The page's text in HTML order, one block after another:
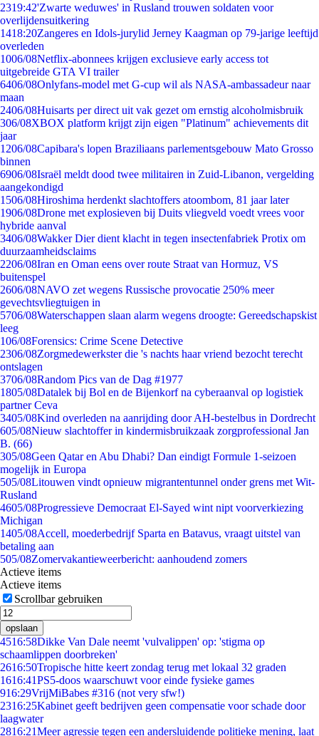
2319:42'Zwarte weduwes' in Rusland trouwen soldaten voor
overlijdensuitkering
1418:20Zangeres en Idols-jurylid Jerney Kaagman op 79-jarige leeftijd
overleden
1006/08Netflix-abonnees krijgen exclusieve early access tot
uitgebreide GTA VI trailer
6406/08Onlyfans-model met G-cup wil als NASA-ambassadeur naar
maan
2406/08Huisarts per direct uit vak gezet om ernstig alcoholmisbruik
306/08XBOX platform krijgt zijn eigen "Platinum" achievements dit
jaar
1206/08Capibara's lopen Braziliaans parlementsgebouw Mato Grosso
binnen
6906/08Israël meldt dood twee militairen in Zuid-Libanon, vergelding
aangekondigd
1506/08Hiroshima herdenkt slachtoffers atoombom, 81 jaar later
1906/08Drone met explosieven bij Duits vliegveld voedt vrees voor
hybride aanval
3406/08Wakker Dier dient klacht in tegen insectenfabriek Protix om
duurzaamheidsclaims
2206/08Iran en Oman eens over route Straat van Hormuz, VS
buitenspel
2606/08NAVO zet wegens Russische provocatie 250% meer
gevechtsvliegtuigen in
5706/08Waterschappen slaan alarm wegens droogte: Gereedschapskist
leeg
106/08Forensics: Crime Scene Detective
2306/08Zorgmedewerkster die 's nachts haar vriend bezocht terecht
ontslagen
3706/08Random Pics van de Dag #1977
1805/08Datalek bij Bol en de Bijenkorf na cyberaanval op logistiek
partner Ceva
3405/08Kind overleden na aanrijding door AH-bestelbus in Dordrecht
605/08Nieuw slachtoffer in kindermisbruikzaak zorgprofessional Jan
B. (66)
305/08Geen Qatar en Abu Dhabi? Dan eindigt Formule 1-seizoen
mogelijk in Europa
505/08Litouwen vindt opnieuw migrantentunnel onder grens met Wit-
Rusland
4605/08Progressieve Democraat El-Sayed wint nipt voorverkiezing
Michigan
1405/08Accell, moederbedrijf Sparta en Batavus, vraagt uitstel van
betaling aan
505/08Zomervakantieweerbericht: aanhoudend zomers
Actieve items
Actieve items
Scrollbar gebruiken
opslaan
4516:58Dikke Van Dale neemt 'vulvalippen' op: 'stigma op
schaamlippen doorbreken'
2616:50Tropische hitte keert zondag terug met lokaal 32 graden
1616:41PS5-doos waarschuwt voor einde fysieke games
916:29VrijMiBabes #316 (not very sfw!)
2316:25Kabinet geeft bedrijven geen compensatie voor schade door
laagwater
2816:21Meer agressie tegen een andersluidende politieke mening, laat